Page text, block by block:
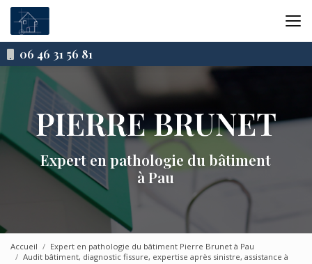
Aller
contenu
principal06 46 31 56 81
Expert en pathologie du bâtiment
à Pau
Accueil
Expert en pathologie du bâtiment Pierre Brunet à Pau
Audit bâtiment, diagnostic fissure, expertise après sinistre, assistance à